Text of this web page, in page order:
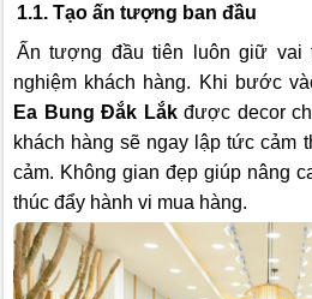
1.1. Tạo ấn tượng ban đầu
Ấn tượng đầu tiên luôn giữ vai
nghiệm khách hàng. Khi bước
Ea Bung Đắk Lắkđược decor
khách hàng sẽ ngay lập tức cảm
cảm. Không gian đẹp giúp nâng
thúc đẩy hành vi mua hàng.